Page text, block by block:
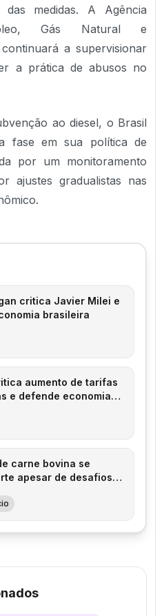
medidas. A Agência
Gás Natural e
a supervisionar
a prática de abusos no
ao diesel, o Brasil
fase em sua política de
por um monitoramento
ajustes gradualistas nas
critica Javier Milei e
brasileira
aumento de tarifas
e defende economia
carne bovina se
apesar de desafios